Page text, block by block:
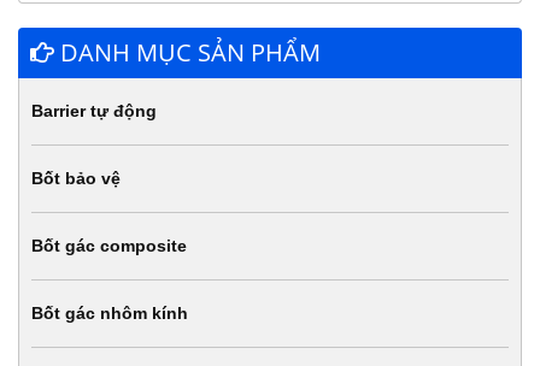
DANH MỤC SẢN PHẨM
Barrier tự động
Bốt bảo vệ
Bốt gác composite
Bốt gác nhôm kính